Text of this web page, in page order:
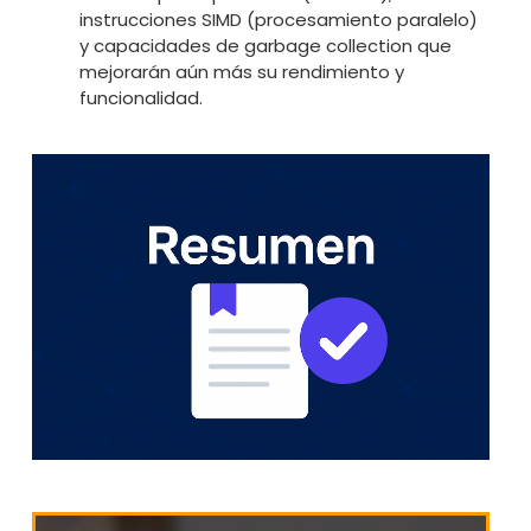
instrucciones SIMD (procesamiento paralelo)
y capacidades de garbage collection que
mejorarán aún más su rendimiento y
funcionalidad.